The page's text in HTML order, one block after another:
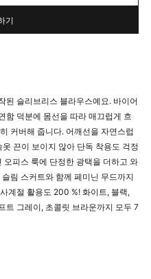
기
된 슬리브리스 블라우스예요. 바이어
함 덕분에 몸선을 따라 매끄럽게 흐
커버해 줍니다. 어깨선을 자연스럽
끈이 보이지 않아 단독 착용도 걱정
오피스 룩에 단정한 광택을 더하고 와
림 스커트와 함께 페미닌 무드까지
계절 활용도 200 %! 화이트, 블랙,
트 그레이, 초콜릿 브라운까지 모두 7